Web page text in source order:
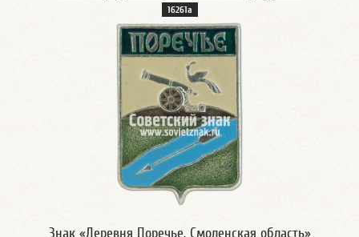
16261а
Знак «Деревня Поречье. Смоленская область»